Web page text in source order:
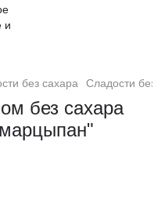
без сахара Сладости без
без сахара